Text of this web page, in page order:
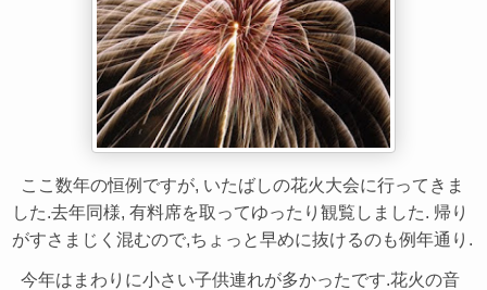
ここ数年の恒例ですが, いたばしの花火大会に行ってきま
した.去年同様, 有料席を取ってゆったり観覧しました. 帰り
がすさまじく混むので,ちょっと早めに抜けるのも例年通り.
今年はまわりに小さい子供連れが多かったです.花火の音